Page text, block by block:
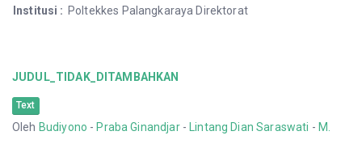
Institusi : Poltekkes Palangkaraya Direktorat
JUDUL_TIDAK_DITAMBAHKAN
Text
Oleh Budiyono - Praba Ginandjar- Lintang Dian Saraswati - M.